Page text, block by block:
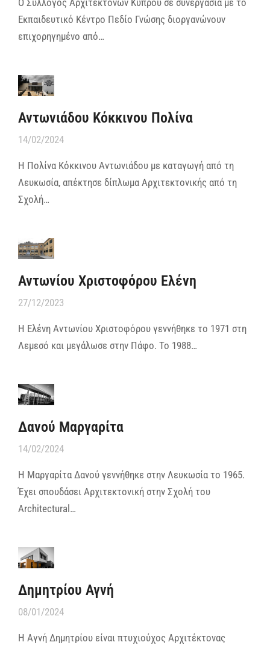
Εκπαιδευτικό Κέντρο Πεδίο Γνώσης διοργανώνουν
επιχορηγημένο από…
Αντωνιάδου Κόκκινου Πολίνα
14/02/2024
Η Πολίνα Κόκκινου Αντωνιάδου με καταγωγή από τη
Λευκωσία, απέκτησε δίπλωμα Αρχιτεκτονικής από τη
Σχολή…
Αντωνίου Χριστοφόρου Ελένη
27/12/2023
Η Ελένη Αντωνίου Χριστοφόρου γεννήθηκε το 1971 στη
Λεμεσό και μεγάλωσε στην Πάφο. Το 1988…
Δανού Μαργαρίτα
14/02/2024
Η Μαργαρίτα Δανού γεννήθηκε στην Λευκωσία το 1965.
Έχει σπουδάσει Αρχιτεκτονική στην Σχολή του
Architectural…
Δημητρίου Αγνή
08/01/2024
Η Αγνή Δημητρίου είναι πτυχιούχος Αρχιτέκτονας